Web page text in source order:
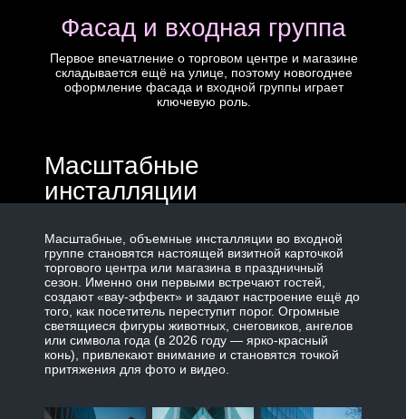
Первое впечатление о торговом центре и магазине
складывается ещё на улице, поэтому новогоднее
оформление фасада и входной группы играет
ключевую роль.
Фасад и входная группа
Масштабные, объемные инсталляции во входной
группе становятся настоящей визитной карточкой
торгового центра или магазина в праздничный
сезон. Именно они первыми встречают гостей,
создают «вау-эффект» и задают настроение ещё до
того, как посетитель переступит порог. Огромные
светящиеся фигуры животных, снеговиков, ангелов
или символа года (в 2026 году — ярко-красный
конь), привлекают внимание и становятся точкой
притяжения для фото и видео.
Масштабные
инсталляции